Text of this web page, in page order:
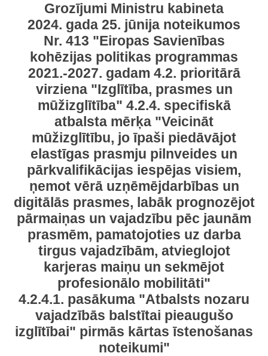
Grozījumi Ministru kabineta
2024. gada 25. jūnija noteikumos
Nr. 413 "Eiropas Savienības
kohēzijas politikas programmas
2021.-2027. gadam 4.2. prioritārā
virziena "Izglītība, prasmes un
mūžizglītība" 4.2.4. specifiskā
atbalsta mērķa "Veicināt
mūžizglītību, jo īpaši piedāvājot
elastīgas prasmju pilnveides un
pārkvalifikācijas iespējas visiem,
ņemot vērā uzņēmējdarbības un
digitālās prasmes, labāk prognozējot
pārmaiņas un vajadzību pēc jaunām
prasmēm, pamatojoties uz darba
tirgus vajadzībām, atvieglojot
karjeras maiņu un sekmējot
profesionālo mobilitāti"
4.2.4.1. pasākuma "Atbalsts nozaru
vajadzībās balstītai pieaugušo
izglītībai" pirmās kārtas īstenošanas
noteikumi"